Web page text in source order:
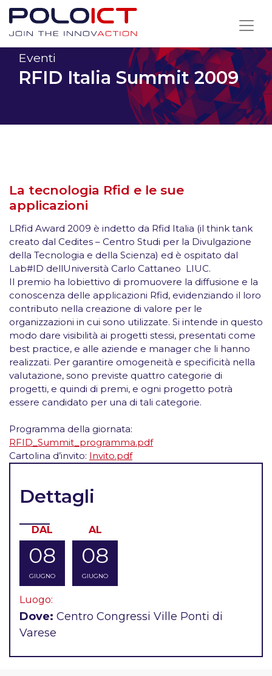
Skip
contentEventi
RFID Italia Summit 2009
La tecnologia Rfid e le sue
applicazioni
LRfid Award 2009 è indetto da Rfid Italia (il think tank
creato dal Cedites – Centro Studi per la Divulgazione
della Tecnologia e della Scienza) ed è ospitato dal
Lab#ID dellUniversità Carlo Cattaneo  LIUC.
Il premio ha lobiettivo di promuovere la diffusione e la
conoscenza delle applicazioni Rfid, evidenziando il loro
contributo nella creazione di valore per le
organizzazioni in cui sono utilizzate. Si intende in questo
modo dare visibilità ai progetti stessi, presentati come
best practice, e alle aziende e manager che li hanno
realizzati. Per garantire omogeneità e specificità nella
valutazione, sono previste quattro categorie di
progetti, e quindi di premi, e ogni progetto potrà
essere candidato per una di tali categorie.
Programma della giornata:
RFID_Summit_programma.pdf
Cartolina d’invito: Invito.pdf
Dettagli
DAL
08
GIUGNO
AL
08
GIUGNO
Luogo:
Dove: Centro Congressi Ville Ponti di
Varese